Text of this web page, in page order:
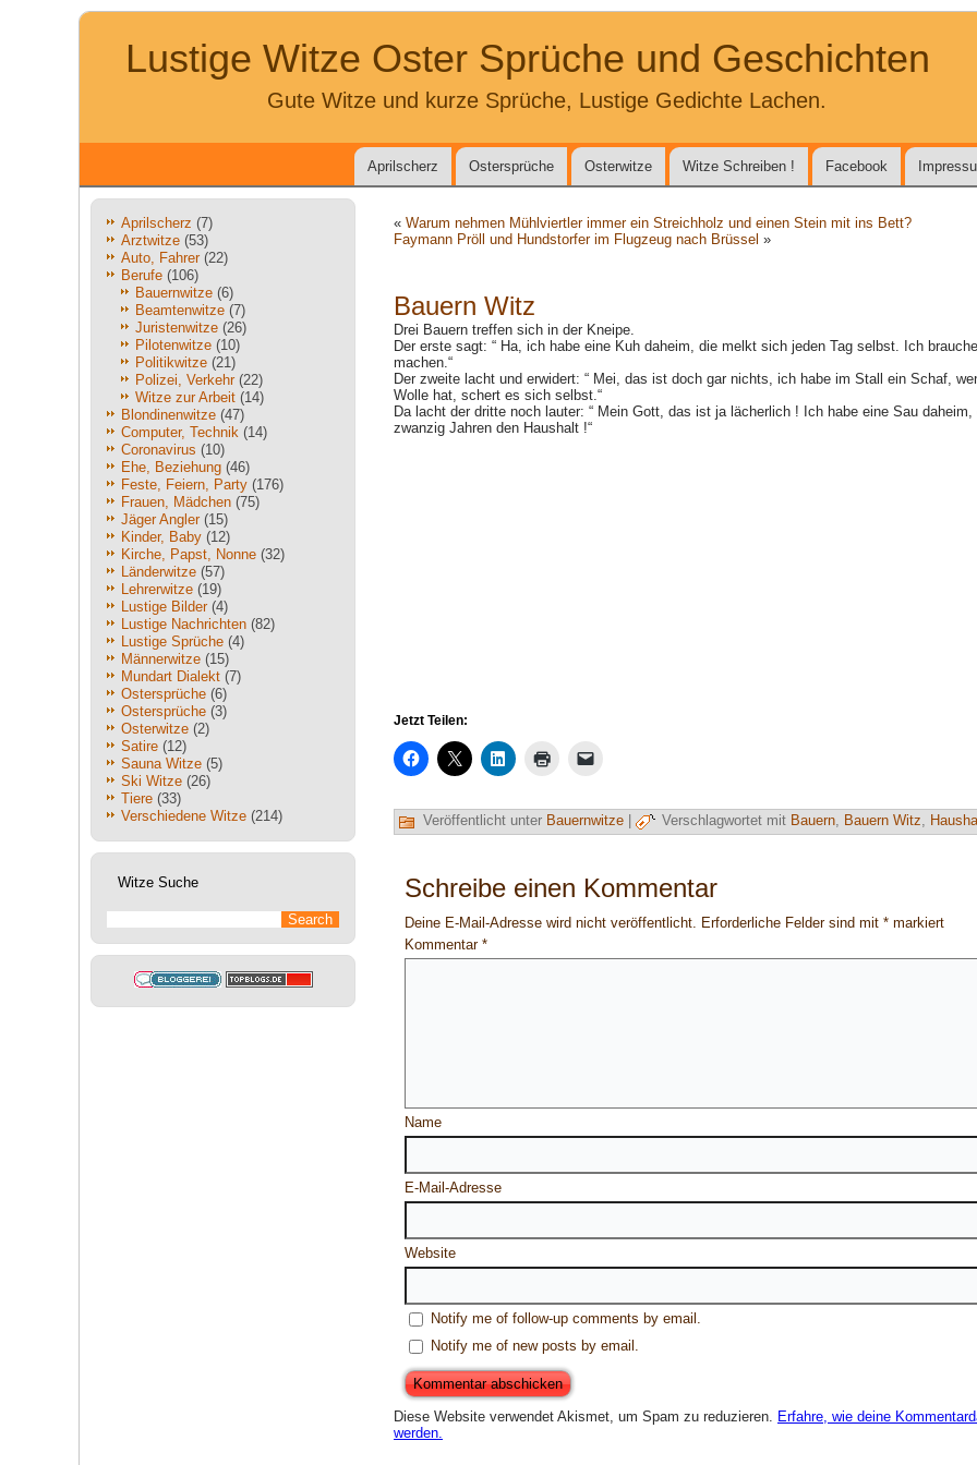
Lustige Witze Oster Sprüche und Geschichten
Gute Witze und kurze Sprüche, Lustige Gedichte Lachen.
Aprilscherz Ostersprüche Osterwitze Witze Schreiben ! Facebook
Aprilscherz (7)
Arztwitze (53)
Auto, Fahrer(22)
Berufe (106)
Bauernwitze (6)
Beamtenwitze (7)
Juristenwitze (26)
Pilotenwitze (10)
Politikwitze (21)
Polizei, Verkehr(22)
Witze zur Arbeit (14)
Blondinenwitze (47)
Computer, Technik (14)
Coronavirus (10)
Ehe, Beziehung (46)
Feste, Feiern, Party (176)
Frauen, Mädchen (75)
Jäger Angler(15)
Kinder, Baby (12)
Kirche, Papst, Nonne (32)
Länderwitze (57)
Lehrerwitze (19)
Lustige Bilder(4)
Lustige Nachrichten (82)
Lustige Sprüche (4)
Männerwitze (15)
Mundart Dialekt (7)
Ostersprüche (6)
Ostersprüche (3)
Osterwitze (2)
Satire (12)
Sauna Witze (5)
Ski Witze (26)
Tiere (33)
Verschiedene Witze (214)
Witze Suche
« Warum nehmen Mühlviertler immer ein Streichholz und einen Stein mit ins Bett?
Faymann Pröll und Hundstorfer im Flugzeug nach Brüssel »
Bauern Witz
Drei Bauern treffen sich in der Kneipe.
Der erste sagt: “ Ha, ich habe eine Kuh daheim, die melkt sich jeden Tag selbst. Ich
machen.“
Der zweite lacht und erwidert: “ Mei, das ist doch gar nichts, ich habe im Stall ein Schaf,
Wolle hat, schert es sich selbst.“
Da lacht der dritte noch lauter: “ Mein Gott, das ist ja lächerlich ! Ich habe eine Sau
zwanzig Jahren den Haushalt !“
Jetzt Teilen:
Veröffentlicht unter Bauernwitze Verschlagwortet mit Bauern, Bauern Witz,
Schreibe einen Kommentar
Deine E-Mail-Adresse wird nicht veröffentlicht. Erforderliche Felder sind mit * markiert
Kommentar *
Name
E-Mail-Adresse
Website
Notify me of follow-up comments by email.
Notify me of new posts by email.
Diese Website verwendet Akismet, um Spam zu reduzieren. Erfahre, wie deine
werden.